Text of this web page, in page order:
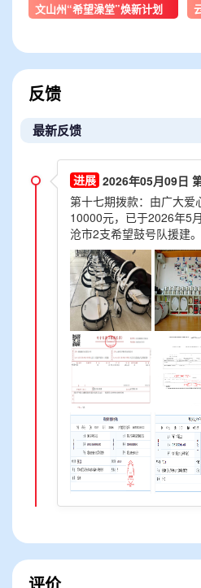
文山州“希望澡堂”焕新计划
反馈
最新反馈
2026年05月09日
第十七期拨款：由广大爱
10000元，已于2026年5
沧市2支希望鼓号队援建。